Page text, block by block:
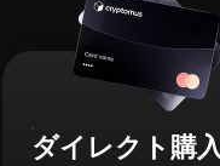
ダイレクト購